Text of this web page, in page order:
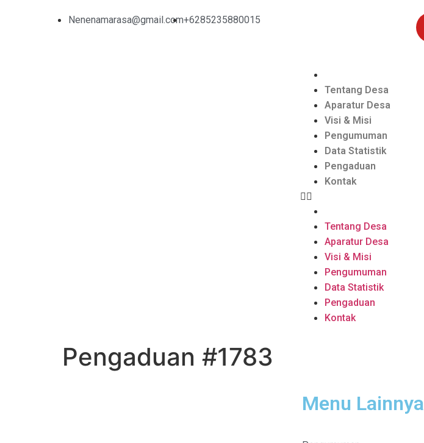
Nenenamarasa@gmail.com+6285235880015
Tentang Desa
Aparatur Desa
Visi & Misi
Pengumuman
Data Statistik
Pengaduan
Kontak
Tentang Desa
Aparatur Desa
Visi & Misi
Pengumuman
Data Statistik
Pengaduan
Kontak
Pengaduan #1783
Menu Lainnya